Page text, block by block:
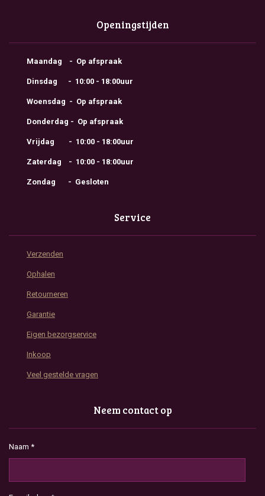
Openingstijden
Maandag - Op afspraak
Dinsdag - 10:00 - 18:00uur
Woensdag - Op afspraak
Donderdag - Op afspraak
Vrijdag - 10:00 - 18:00uur
Zaterdag - 10:00 - 18:00uur
Zondag - Gesloten
Service
Verzenden
Ophalen
Retourneren
Garantie
Eigen bezorgservice
Inkoop
Veel gestelde vragen
Neem contact op
Naam *